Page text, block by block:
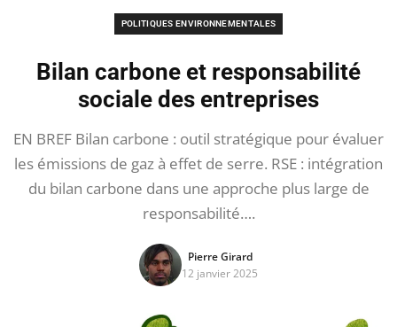
POLITIQUES ENVIRONNEMENTALES
Bilan carbone et responsabilité
sociale des entreprises
EN BREF Bilan carbone : outil stratégique pour évaluer
les émissions de gaz à effet de serre. RSE : intégration
du bilan carbone dans une approche plus large de
responsabilité….
Pierre Girard
12 janvier 2025